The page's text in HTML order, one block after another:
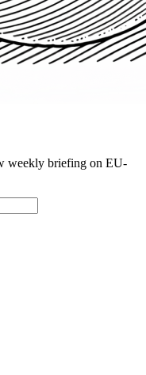
weekly briefing on EU-